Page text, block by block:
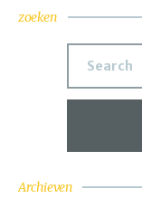
zoeken
Archieven